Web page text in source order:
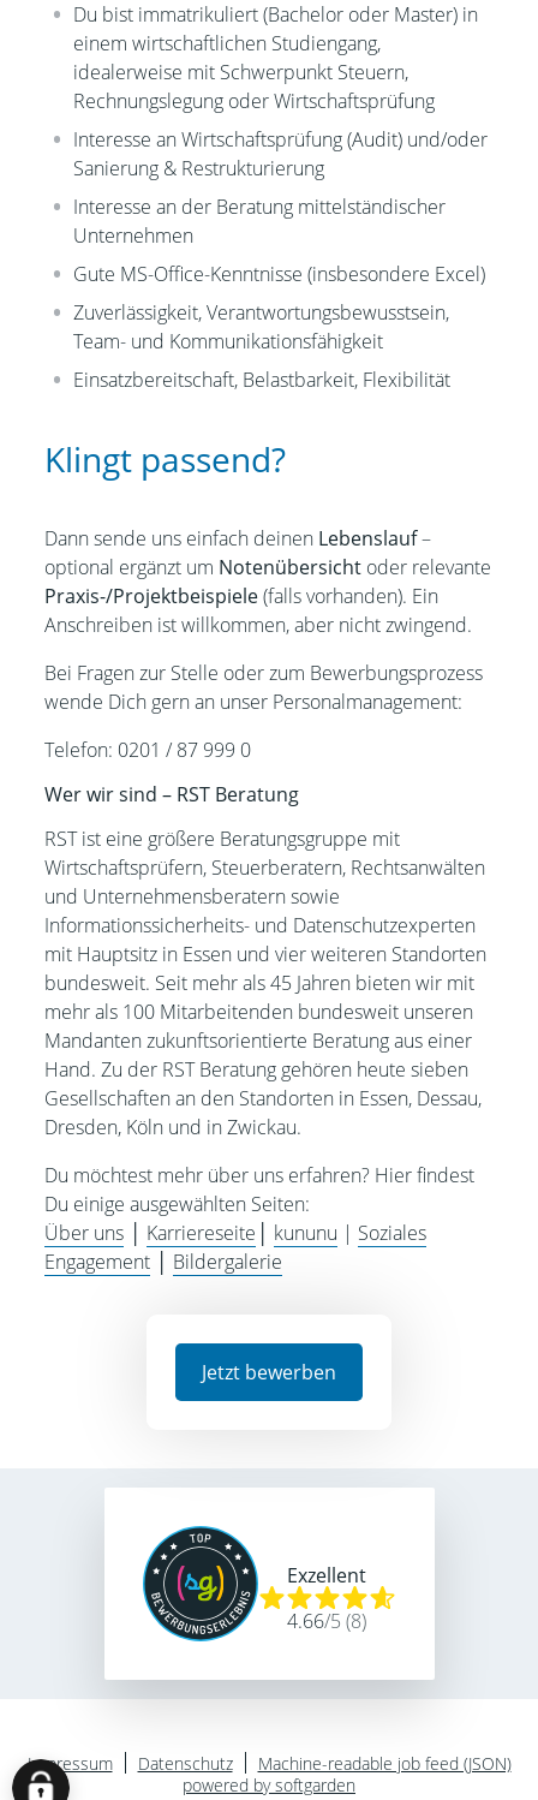
Du bist immatrikuliert (Bachelor oder Master) in
einem wirtschaftlichen Studiengang,
idealerweise mit Schwerpunkt Steuern,
Rechnungslegung oder Wirtschaftsprüfung
Interesse an Wirtschaftsprüfung (Audit) und/oder
Sanierung & Restrukturierung
Interesse an der Beratung mittelständischer
Unternehmen
Gute MS-Office-Kenntnisse (insbesondere Excel)
Zuverlässigkeit, Verantwortungsbewusstsein,
Team- und Kommunikationsfähigkeit
Einsatzbereitschaft, Belastbarkeit, Flexibilität
Klingt passend?
Dann sende uns einfach deinen Lebenslauf–
optional ergänzt um Notenübersicht oder relevante
Praxis-/Projektbeispiele(falls vorhanden). Ein
Anschreiben ist willkommen, aber nicht zwingend.
Bei Fragen zur Stelle oder zum Bewerbungsprozess
wende Dich gern an unser Personalmanagement:
Telefon: 0201 / 87 999 0
Wer wir sind – RST Beratung
RST ist eine größere Beratungsgruppe mit
Wirtschaftsprüfern, Steuerberatern, Rechtsanwälten
und Unternehmensberatern sowie
Informationssicherheits- und Datenschutzexperten
mit Hauptsitz in Essen und vier weiteren Standorten
bundesweit. Seit mehr als 45 Jahren bieten wir mit
mehr als 100 Mitarbeitenden bundesweit unseren
Mandanten zukunftsorientierte Beratung aus einer
Hand. Zu der RST Beratung gehören heute sieben
Gesellschaften an den Standorten in Essen, Dessau,
Dresden, Köln und in Zwickau.
Du möchtest mehr über uns erfahren? Hier findest
Du einige ausgewählten Seiten:
Über uns
Karriereseite kununu | Soziales
Engagement
Bildergalerie
Jetzt bewerben
Exzellent
4.66/5 (8)
Impressum Datenschutz
Machine-readable job feed (JSON)
powered by softgarden